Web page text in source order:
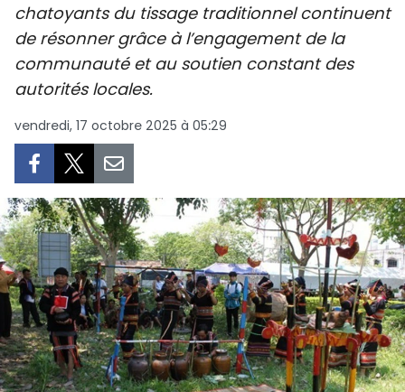
SOCIÉTÉ
CULTURE
SPORT
FRANCOPHONIE
PAYS NATAL
INTERNATIONAL
MÉGASTORIE
chatoyants du tissage traditionnel continuent
de résonner grâce à l’engagement de la
communauté et au soutien constant des
autorités locales.
vendredi, 17 octobre 2025 à 05:29